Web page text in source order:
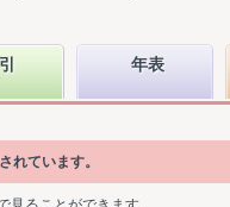
年表
れています。